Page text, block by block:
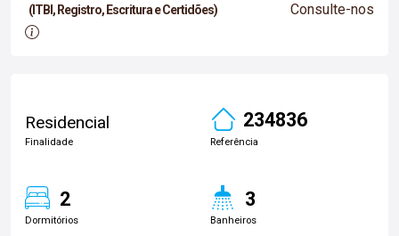
(ITBI, Registro, Escritura e Certidões) Consulte-nos
Residencial
Finalidade
234836
Referência
2
Dormitórios
3
Banheiros